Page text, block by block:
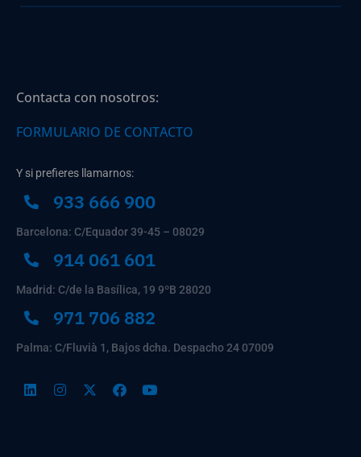
Contacta con nosotros:
FORMULARIO DE CONTACTO
Y si prefieres llamarnos:
933 666 900
Barcelona: C/Equador 39-45 – 08029
914 061 601
Madrid: C/de la Basílica, 19 9ºB 28020
971 706 882
Palma: C/Fluvià 1, Bajos dcha. Despacho 24 07009